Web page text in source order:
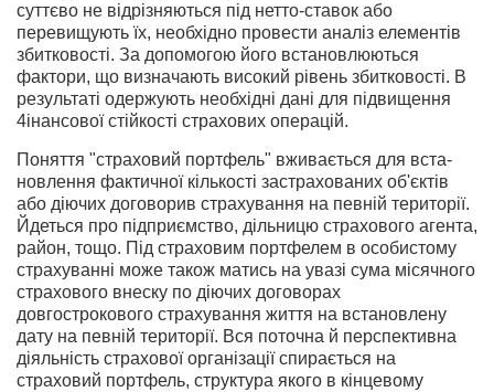
суттєво не відрізняються під нетто-ставок або
перевищують їх, необхідно провести аналіз елементів
збитко­вості. За допомогою його встановлюються
фактори, що визначають високий рівень збитковості. В
результаті одержують необхідні дані для підвищення
4інансової стійкості страхових операцій.
Поняття "страховий портфель" вживається для вста­
новлення фактичної кількості застрахованих об'єктів
або діючих договорив страхування на певній території.
Йдеть­ся про підприємство, дільницю страхового агента,
район, тощо. Під страховим портфелем в особистому
страху­ванні може також матись на увазі сума місячного
стра­хового внеску по діючих договорах
довгострокового страхування життя на встановлену
дату на певній території. Вся поточна й перспективна
діяльність страхо­вої організації спирається на
страховий портфель, струк­тура якого в кінцевому